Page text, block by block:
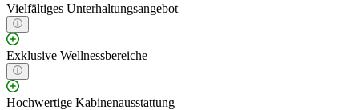
Vielfältiges Unterhaltungsangebot
Exklusive Wellnessbereiche
Hochwertige Kabinenausstattung